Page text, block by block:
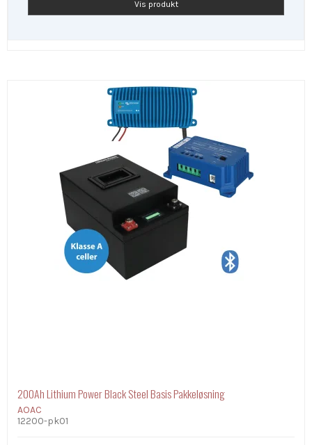
Vis produkt
200Ah Lithium Power Black Steel Basis Pakkeløsning
AOAC
12200-pk01